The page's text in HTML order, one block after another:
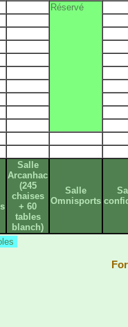
Réservé
Salle
Arcanhac
(245
chaises
+ 60
tables
blanch)
Salle
Omnisports